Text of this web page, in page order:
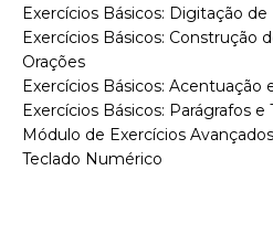
Exercícios Básicos: Digitação de
Exercícios Básicos: Construção
Orações
Exercícios Básicos: Acentuação
Exercícios Básicos: Parágrafos e
Módulo de Exercícios Avançados
Teclado Numérico